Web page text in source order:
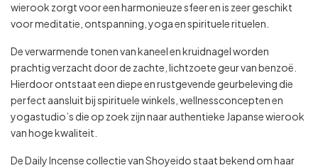
wierook zorgt voor een harmonieuze sfeer en is zeer geschikt
voor meditatie, ontspanning, yoga en spirituele rituelen.
De verwarmende tonen van kaneel en kruidnagel worden
prachtig verzacht door de zachte, lichtzoete geur van benzoë.
Hierdoor ontstaat een diepe en rustgevende geurbeleving die
perfect aansluit bij spirituele winkels, wellnessconcepten en
yogastudio’s die op zoek zijn naar authentieke Japanse wierook
van hoge kwaliteit.
De Daily Incense collectie van Shoyeido staat bekend om haar